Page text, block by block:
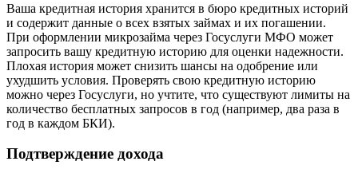
Ваша кредитная история хранится в бюро кредитных историй
и содержит данные о всех взятых займах и их погашении.
При оформлении микрозайма через Госуслуги МФО может
запросить вашу кредитную историю для оценки надежности.
Плохая история может снизить шансы на одобрение или
ухудшить условия. Проверять свою кредитную историю
можно через Госуслуги, но учтите, что существуют лимиты на
количество бесплатных запросов в год (например, два раза в
год в каждом БКИ).
Подтверждение дохода